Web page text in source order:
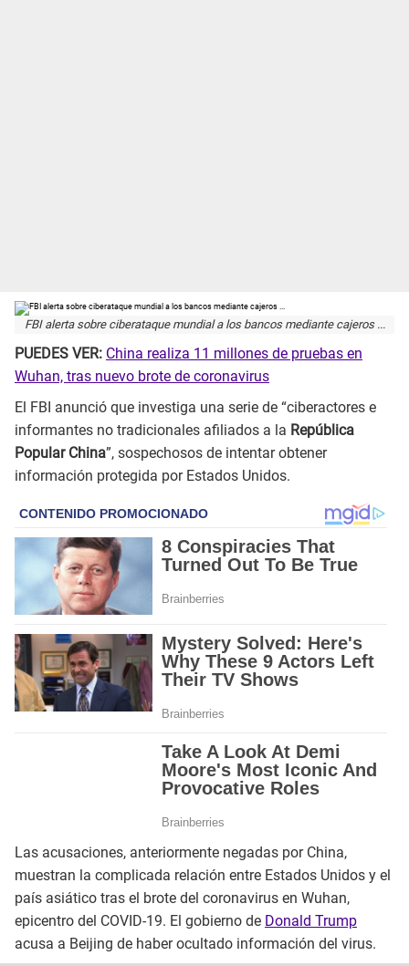
FBI alerta sobre ciberataque mundial a los bancos mediante cajeros ...
PUEDES VER: China realiza 11 millones de pruebas en
Wuhan, tras nuevo brote de coronavirus
El FBI anunció que investiga una serie de “ciberactores e
informantes no tradicionales afiliados a la República
Popular China”, sospechosos de intentar obtener
información protegida por Estados Unidos.
Las acusaciones, anteriormente negadas por China,
muestran la complicada relación entre Estados Unidos y el
país asiático tras el brote del coronavirus en Wuhan,
epicentro del COVID-19. El gobierno de Donald Trump
acusa a Beijing de haber ocultado información del virus.